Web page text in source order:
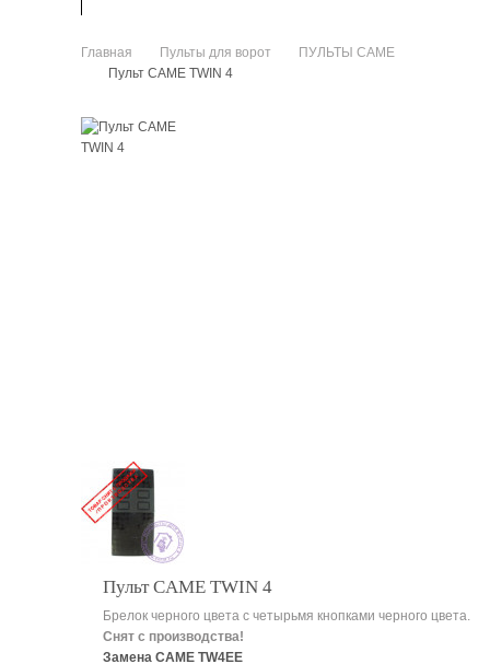
Главная
>
Пульты для ворот
ПУЛЬТЫ CAME
Пульт CAME TWIN 4
Пульт CAME TWIN 4
Брелок черного цвета с четырьмя кнопками черного цвета.
Снят с производства!
Замена CAME TW4EE